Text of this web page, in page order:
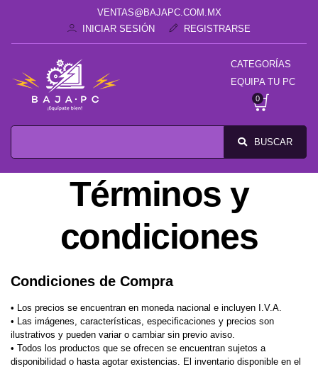
VENTAS@BAJAPC.COM.MX
INICIAR SESIÓN
REGISTRARSE
CATEGORÍAS
EQUIPA TU PC
0
BUSCAR
Términos y
condiciones
Condiciones de Compra
• Los precios se encuentran en moneda nacional e incluyen I.V.A.
• Las imágenes, características, especificaciones y precios son
ilustrativos y pueden variar o cambiar sin previo aviso.
• Todos los productos que se ofrecen se encuentran sujetos a
disponibilidad o hasta agotar existencias. El inventario disponible en el